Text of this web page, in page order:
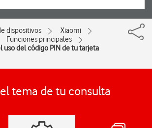
dispositivos
Xiaomi
Funciones principales
uso del código PIN de tu tarjeta
tema de tu consulta